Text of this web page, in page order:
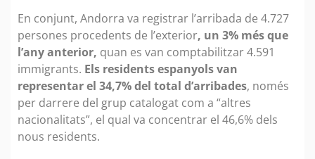
En conjunt, Andorra va registrar l’arribada de 4.727
persones procedents de l’exterior, un 3% més que
l’any anterior, quan es van comptabilitzar 4.591
immigrants. Els residents espanyols van
representar el 34,7% del total d’arribades, només
per darrere del grup catalogat com a “altres
nacionalitats”, el qual va concentrar el 46,6% dels
nous residents.